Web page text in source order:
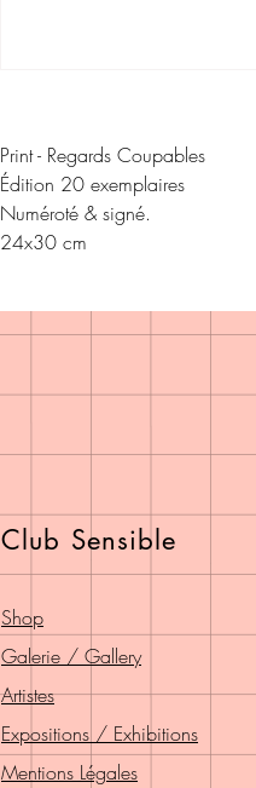
Print - Regards Coupables
Édition 20 exemplaires
Numéroté & signé.
24x30 cm
Club Sensible
Shop
Galerie / Gallery
Artistes
Expositions / Exhibitions
Mentions Légales